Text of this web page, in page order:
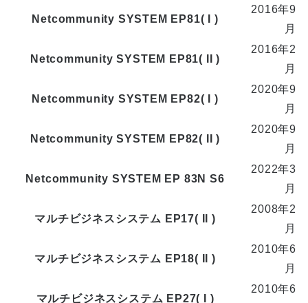
Netcommunity SYSTEM EP81( I )
2016年9
月
Netcommunity SYSTEM EP81( II )
2016年2
月
Netcommunity SYSTEM EP82( I )
2020年9
月
Netcommunity SYSTEM EP82( II )
2020年9
月
Netcommunity SYSTEM EP 83N S6
2022年3
月
マルチビジネスシステム EP17( II )
2008年2
月
マルチビジネスシステム EP18( II )
2010年6
月
マルチビジネスシステム EP27( I )
2010年6